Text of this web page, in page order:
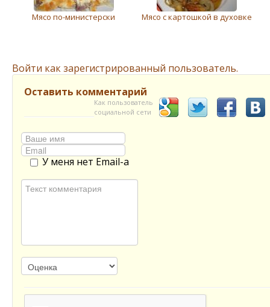
Мясо по-министерски Мясо с картошкой в духовке
Войти как зарегистрированный пользователь.
Оставить комментарий
Как пользователь
социальной сети
У меня нет Email-а